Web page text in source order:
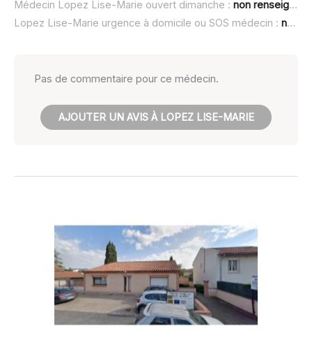
Médecin Lopez Lise-Marie ouvert dimanche : non renseigné
Lopez Lise-Marie urgence à domicile ou SOS médecin : non renseigné
Pas de commentaire pour ce médecin.
AJOUTER UN AVIS À LOPEZ LISE-MARIE